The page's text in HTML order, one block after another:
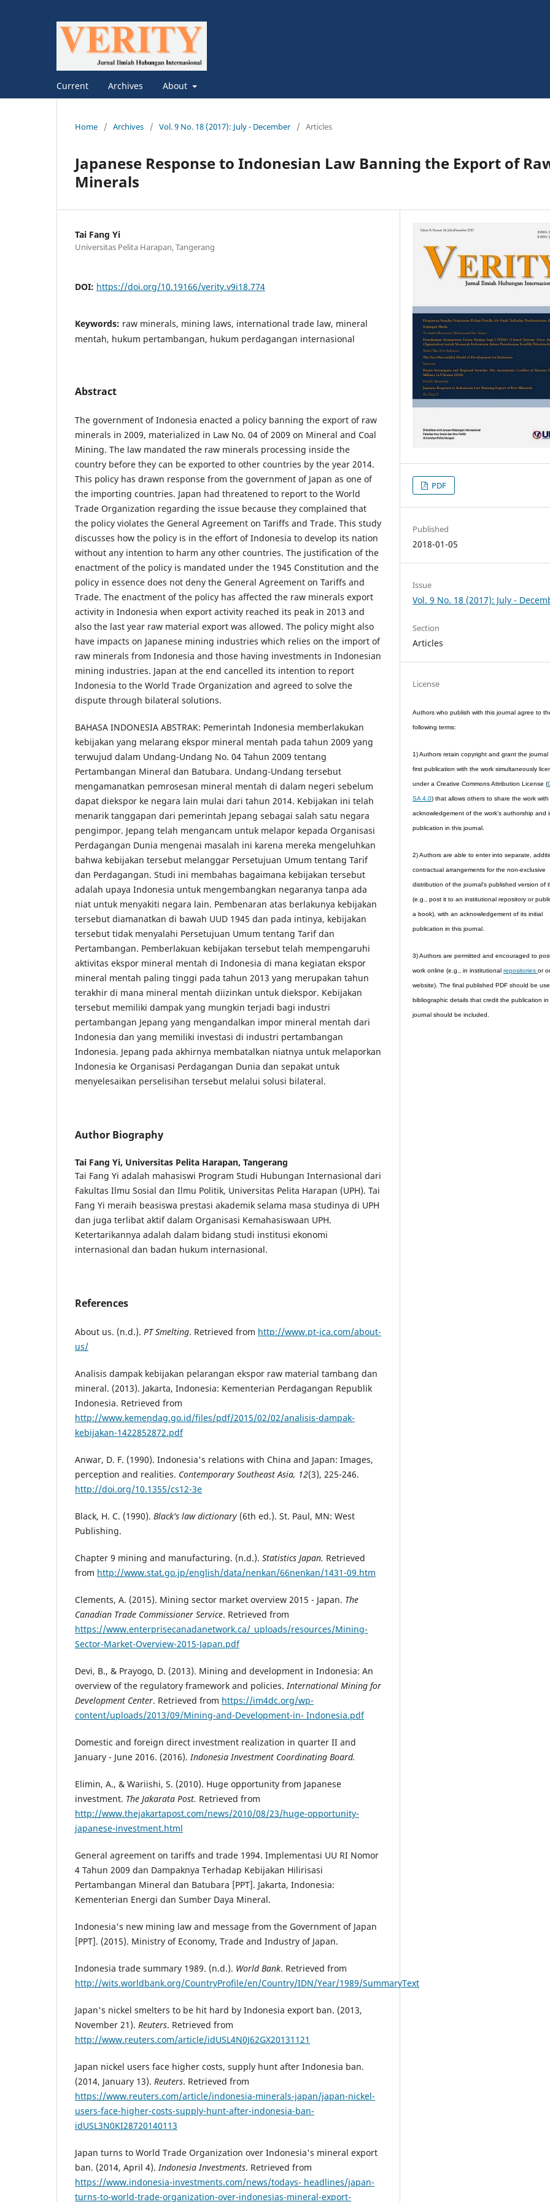
Current Archives About
Home / Archives / Vol. 9 No. 18 (2017): July - December / Articles
Japanese Response to Indonesian Law Banning the Export of
Minerals
Tai Fang Yi
Universitas Pelita Harapan, Tangerang
DOI: https://doi.org/10.19166/verity.v9i18.774
Keywords: raw minerals, mining laws, international trade law, mineral
mentah, hukum pertambangan, hukum perdagangan internasional
Abstract
The government of Indonesia enacted a policy banning the export of raw
minerals in 2009, materialized in Law No. 04 of 2009 on Mineral and Coal
Mining. The law mandated the raw minerals processing inside the
country before they can be exported to other countries by the year 2014.
This policy has drawn response from the government of Japan as one of
the importing countries. Japan had threatened to report to the World
Trade Organization regarding the issue because they complained that
the policy violates the General Agreement on Tariffs and Trade. This study
discusses how the policy is in the effort of Indonesia to develop its nation
without any intention to harm any other countries. The justification of the
enactment of the policy is mandated under the 1945 Constitution and the
policy in essence does not deny the General Agreement on Tariffs and
Trade. The enactment of the policy has affected the raw minerals export
activity in Indonesia when export activity reached its peak in 2013 and
also the last year raw material export was allowed. The policy might also
have impacts on Japanese mining industries which relies on the import of
raw minerals from Indonesia and those having investments in Indonesian
mining industries. Japan at the end cancelled its intention to report
Indonesia to the World Trade Organization and agreed to solve the
dispute through bilateral solutions.
BAHASA INDONESIA ABSTRAK: Pemerintah Indonesia memberlakukan
kebijakan yang melarang ekspor mineral mentah pada tahun 2009 yang
terwujud dalam Undang-Undang No. 04 Tahun 2009 tentang
Pertambangan Mineral dan Batubara. Undang-Undang tersebut
mengamanatkan pemrosesan mineral mentah di dalam negeri sebelum
dapat diekspor ke negara lain mulai dari tahun 2014. Kebijakan ini telah
menarik tanggapan dari pemerintah Jepang sebagai salah satu negara
pengimpor. Jepang telah mengancam untuk melapor kepada Organisasi
Perdagangan Dunia mengenai masalah ini karena mereka mengeluhkan
bahwa kebijakan tersebut melanggar Persetujuan Umum tentang Tarif
dan Perdagangan. Studi ini membahas bagaimana kebijakan tersebut
adalah upaya Indonesia untuk mengembangkan negaranya tanpa ada
niat untuk menyakiti negara lain. Pembenaran atas berlakunya kebijakan
tersebut diamanatkan di bawah UUD 1945 dan pada intinya, kebijakan
tersebut tidak menyalahi Persetujuan Umum tentang Tarif dan
Pertambangan. Pemberlakuan kebijakan tersebut telah mempengaruhi
aktivitas ekspor mineral mentah di Indonesia di mana kegiatan ekspor
mineral mentah paling tinggi pada tahun 2013 yang merupakan tahun
terakhir di mana mineral mentah diizinkan untuk diekspor. Kebijakan
tersebut memiliki dampak yang mungkin terjadi bagi industri
pertambangan Jepang yang mengandalkan impor mineral mentah dari
Indonesia dan yang memiliki investasi di industri pertambangan
Indonesia. Jepang pada akhirnya membatalkan niatnya untuk melaporkan
Indonesia ke Organisasi Perdagangan Dunia dan sepakat untuk
menyelesaikan perselisihan tersebut melalui solusi bilateral.
Author Biography
Tai Fang Yi, Universitas Pelita Harapan, Tangerang
Tai Fang Yi adalah mahasiswi Program Studi Hubungan Internasional dari
Fakultas Ilmu Sosial dan Ilmu Politik, Universitas Pelita Harapan (UPH). Tai
Fang Yi meraih beasiswa prestasi akademik selama masa studinya di UPH
dan juga terlibat aktif dalam Organisasi Kemahasiswaan UPH.
Ketertarikannya adalah dalam bidang studi institusi ekonomi
internasional dan badan hukum internasional.
References
About us. (n.d.). PT Smelting. Retrieved from http://www.pt-ica.com/about-
us/
Analisis dampak kebijakan pelarangan ekspor raw material tambang dan
mineral. (2013). Jakarta, Indonesia: Kementerian Perdagangan Republik
Indonesia. Retrieved from
http://www.kemendag.go.id/files/pdf/2015/02/02/analisis-dampak-
kebijakan-1422852872.pdf
Anwar, D. F. (1990). Indonesia's relations with China and Japan: Images,
perception and realities. Contemporary Southeast Asia, 12(3), 225-246.
http://doi.org/10.1355/cs12-3e
Black, H. C. (1990). Black's law dictionary (6th ed.). St. Paul, MN: West
Publishing.
Chapter 9 mining and manufacturing. (n.d.). Statistics Japan. Retrieved
from http://www.stat.go.jp/english/data/nenkan/66nenkan/1431-09.htm
Clements, A. (2015). Mining sector market overview 2015 - Japan. The
Canadian Trade Commissioner Service. Retrieved from
https://www.enterprisecanadanetwork.ca/_uploads/resources/Mining-
Sector-Market-Overview-2015-Japan.pdf
Devi, B., & Prayogo, D. (2013). Mining and development in Indonesia: An
overview of the regulatory framework and policies.International Mining for
Development Center. Retrieved from https://im4dc.org/wp-
content/uploads/2013/09/Mining-and-Development-in- Indonesia.pdf
Domestic and foreign direct investment realization in quarter II and
January - June 2016. (2016).Indonesia Investment Coordinating Board.
Elimin, A., & Wariishi, S. (2010). Huge opportunity from Japanese
investment. The Jakarata Post. Retrieved from
http://www.thejakartapost.com/news/2010/08/23/huge-opportunity-
japanese-investment.html
General agreement on tariffs and trade 1994. Implementasi UU RI Nomor
4 Tahun 2009 dan Dampaknya Terhadap Kebijakan Hilirisasi
Pertambangan Mineral dan Batubara [PPT]. Jakarta, Indonesia:
Kementerian Energi dan Sumber Daya Mineral.
Indonesia's new mining law and message from the Government of Japan
[PPT]. (2015). Ministry of Economy, Trade and Industry of Japan.
Indonesia trade summary 1989. (n.d.). World Bank. Retrieved from
http://wits.worldbank.org/CountryProfile/en/Country/IDN/Year/1989/SummaryText
Japan's nickel smelters to be hit hard by Indonesia export ban. (2013,
November 21). Reuters. Retrieved from
http://www.reuters.com/article/idUSL4N0J62GX20131121
Japan nickel users face higher costs, supply hunt after Indonesia ban.
(2014, January 13). Reuters. Retrieved from
https://www.reuters.com/article/indonesia-minerals-japan/japan-nickel-
users-face-higher-costs-supply-hunt-after-indonesia-ban-
idUSL3N0KI28720140113
Japan turns to World Trade Organization over Indonesia's mineral export
ban. (2014, April 4).Indonesia Investments. Retrieved from
https://www.indonesia-investments.com/news/todays- headlines/japan-
turns-to-world-trade-organization-over-indonesias-mineral-export-
PDF
Published
2018-01-05
Issue
Vol. 9 No. 18 (2017): July -
Section
Articles
License
Authors who publish with this journal agree to
following terms:
1) Authors retain copyright and grant the journal
first publication with the work simultaneously
under a Creative Commons Attribution License (
SA 4.0) that allows others to share the work with
acknowledgement of the work's authorship and
publication in this journal.
2) Authors are able to enter into separate,
contractual arrangements for the non-exclusive
distribution of the journal's published version of
(e.g., post it to an institutional repository or
a book), with an acknowledgement of its initial
publication in this journal.
3) Authors are permitted and encouraged to
work online (e.g., in institutional repositories or
website). The final published PDF should be
bibliographic details that credit the publication in
journal should be included.